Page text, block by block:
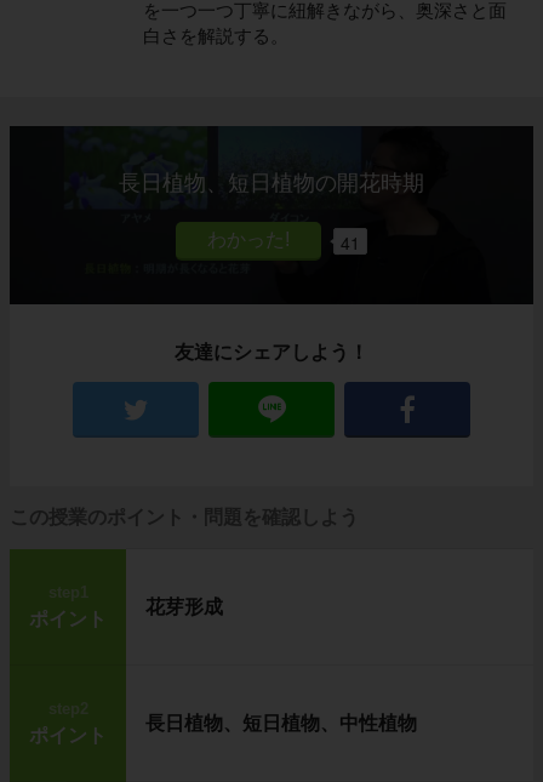
を一つ一つ丁寧に紐解きながら、奥深さと面
白さを解説する。
長日植物、短日植物の開花時期
41
友達にシェアしよう！
この授業のポイント・問題を確認しよう
step1
ポイント
花芽形成
step2
ポイント
長日植物、短日植物、中性植物